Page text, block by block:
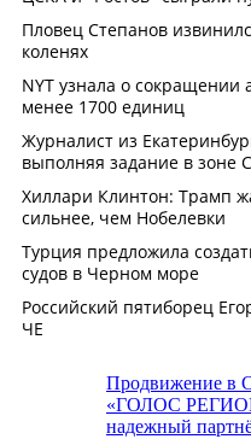
Продвижение в
«ГОЛОС
надежный